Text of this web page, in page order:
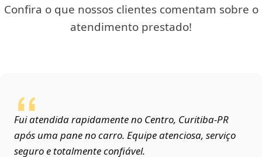
Confira o que nossos clientes comentam sobre o
atendimento prestado!
Fui atendida rapidamente no Centro, Curitiba‑PR
após uma pane no carro. Equipe atenciosa, serviço
seguro e totalmente confiável.